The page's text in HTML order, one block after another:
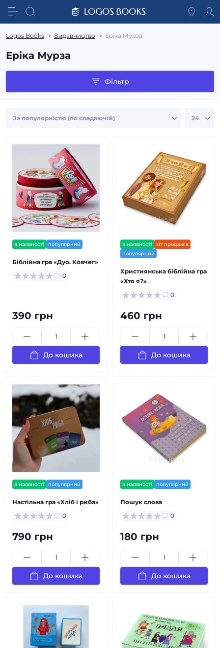
Logos Books Видавництво Еріка Мурза
Еріка Мурза
Фільтр
в наявності популярний
Біблійна гра «Дуо. Ковчег»
0
390 грн
До кошика
в наявності
хіт продажів
популярний
Християнська біблійна гра
«Хто я?»
0
460 грн
До кошика
в наявності популярний
Настільна гра «Хліб і риба»
0
790 грн
До кошика
в наявності популярний
Пошук слова
0
180 грн
До кошика